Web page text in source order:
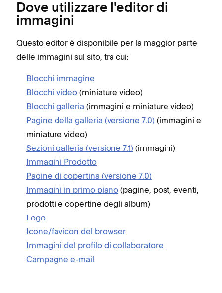
Dove utilizzare l'editor di
immagini
Questo editor è disponibile per la maggior parte
delle immagini sul sito, tra cui:
Blocchi immagine
Blocchi video (miniature video)
Blocchi galleria (immagini e miniature video)
Pagine della galleria (versione 7.0) (immagini e
miniature video)
Sezioni galleria (versione 7.1) (immagini)
Immagini Prodotto
Pagine di copertina (versione 7.0)
Immagini in primo piano (pagine, post, eventi,
prodotti e copertine degli album)
Logo
Icone/favicon del browser
Immagini del profilo di collaboratore
Campagne e-mail